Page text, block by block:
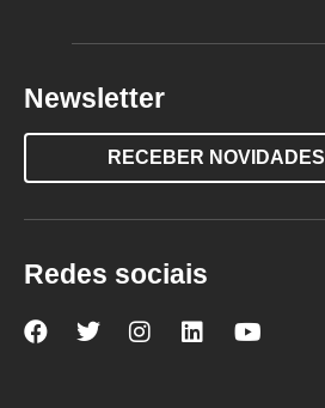
Newsletter
RECEBER NOVIDADES
Redes sociais
NovaNova Nova Nova